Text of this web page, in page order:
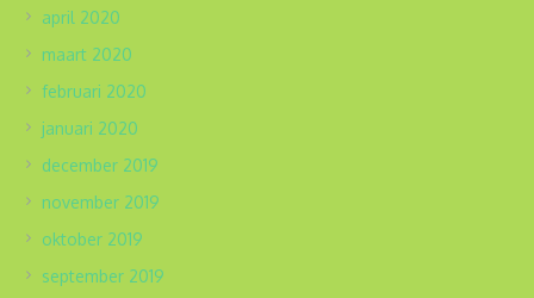
april 2020
maart 2020
februari 2020
januari 2020
december 2019
november 2019
oktober 2019
september 2019